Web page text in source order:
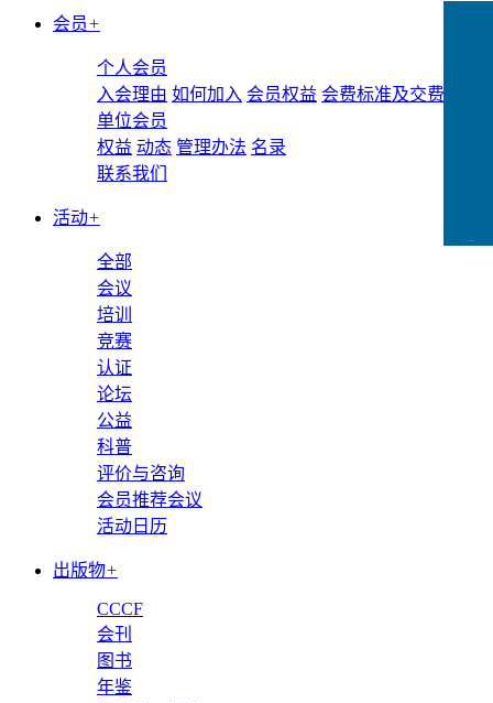
会员+
个人会员
入会理由 如何加入 会员权益 会费标准及交费方式
单位会员
权益 动态 管理办法 名录
联系我们
活动+
全部
会议
培训
竞赛
认证
论坛
公益
科普
评价与咨询
会员推荐会议
活动日历
出版物+
CCCF
会刊
图书
年鉴